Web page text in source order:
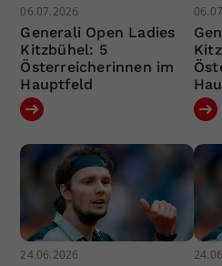
06.07.2026
Generali Open Ladies
Kitzbühel: 5
Österreicherinnen im
Hauptfeld
24.06.2026